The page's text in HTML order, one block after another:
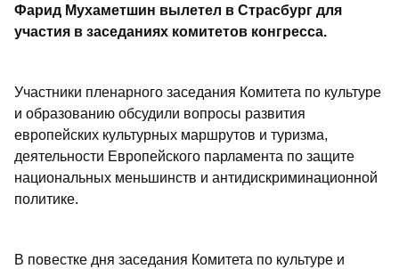
Фарид Мухаметшин вылетел в Страсбург для
участия в заседаниях комитетов конгресса.
Участники пленарного заседания Комитета по культуре
и образованию обсудили вопросы развития
европейских культурных маршрутов и туризма,
деятельности Европейского парламента по защите
национальных меньшинств и антидискриминационной
политике.
В повестке дня заседания Комитета по культуре и